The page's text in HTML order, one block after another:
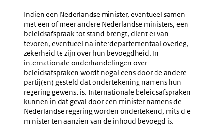
Indien een Nederlandse minister, eventueel samen
met een of meer andere Nederlandse ministers, een
beleidsafspraak tot stand brengt, dient er van
tevoren, eventueel na interdepartementaal overleg,
zekerheid te zijn over hun bevoegdheid. In
internationale onderhandelingen over
beleidsafspraken wordt nogal eens door de andere
partij(en) gesteld dat ondertekening namens hun
regering gewenst is. Internationale beleidsafspraken
kunnen in dat geval door een minister namens de
Nederlandse regering worden ondertekend, mits die
minister ten aanzien van de inhoud bevoegd is.